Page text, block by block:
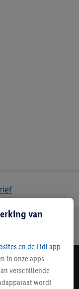
klant
van
en de Lidl app
in onze apps
verschillende
wordt